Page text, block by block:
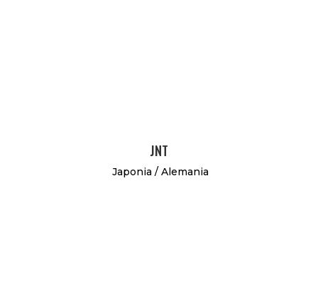
JNT
Japonia / Alemania